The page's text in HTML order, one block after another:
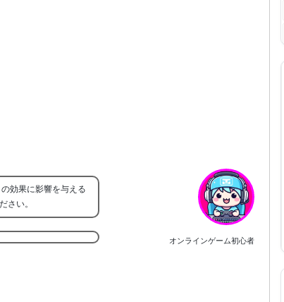
オンラインゲーム初心者
効果に影響を与える
さい。